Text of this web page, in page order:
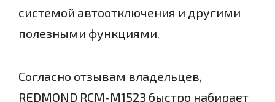
системой автоотключения и другими
полезными функциями.
Согласно отзывам владельцев,
REDMOND RCM-M1523 быстро набирает